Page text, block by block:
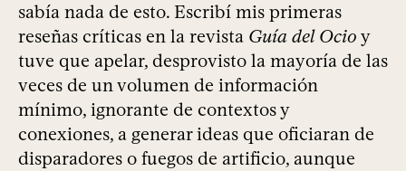
sabía nada de esto. Escribí mis primeras
reseñas críticas en la revista Guía del Ocio y
tuve que apelar, desprovisto la mayoría de las
veces de un volumen de información
mínimo, ignorante de contextos y
conexiones, a generar ideas que oficiaran de
disparadores o fuegos de artificio, aunque